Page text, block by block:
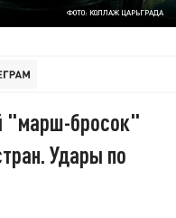
ФОТО: КОЛЛАЖ ЦАРЬГРАДА
"марш-бросок"
Удары по